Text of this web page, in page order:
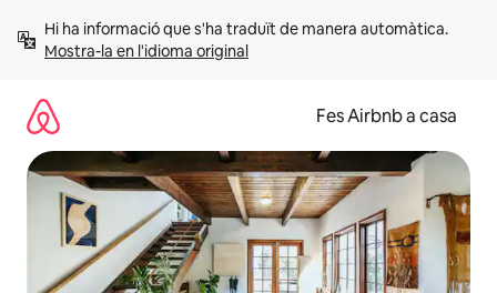
Mostra-la en l'idioma original
Fes Airbnb a casa